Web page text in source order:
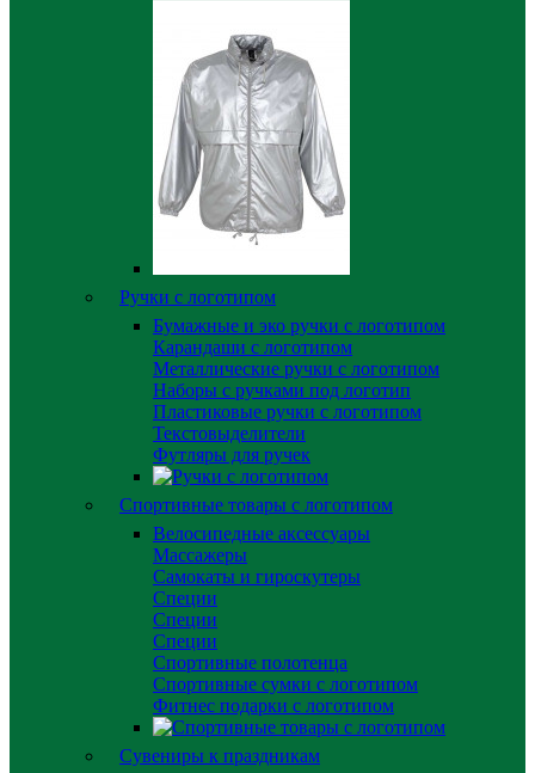
Ручки с логотипом
Бумажные и эко ручки с логотипом
Карандаши с логотипом
Металлические ручки с логотипом
Наборы с ручками под логотип
Пластиковые ручки с логотипом
Текстовыделители
Футляры для ручек
Спортивные товары с логотипом
Велосипедные аксессуары
Массажеры
Самокаты и гироскутеры
Специи
Специи
Специи
Спортивные полотенца
Спортивные сумки с логотипом
Фитнес подарки с логотипом
Сувениры к праздникам